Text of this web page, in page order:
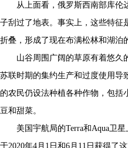
从上面看，俄罗斯西南部库伦
子刮过了地表。事实上，这些特征
折叠，形成了现在布满松林和湖泊
山谷周围广阔的草原有着悠久
苏联时期的集约生产和过度使用导
的农民仍设法种植各种作物，包括
豆和甜菜。
美国宇航局的Terra和Aqua卫
于2020年4月1日和6月11日获得了